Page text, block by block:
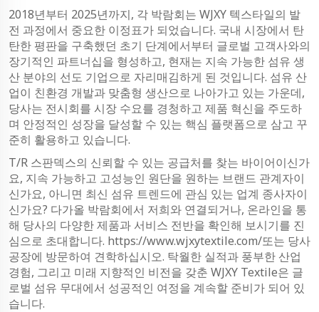
2018년부터 2025년까지, 각 박람회는 WJXY 텍스타일의 발
전 과정에서 중요한 이정표가 되었습니다. 국내 시장에서 탄
탄한 평판을 구축했던 초기 단계에서부터 글로벌 고객사와의
장기적인 파트너십을 형성하고, 현재는 지속 가능한 섬유 생
산 분야의 선도 기업으로 자리매김하게 된 것입니다. 섬유 산
업이 친환경 개발과 맞춤형 생산으로 나아가고 있는 가운데,
당사는 전시회를 시장 수요를 경청하고 제품 혁신을 주도하
며 안정적인 성장을 달성할 수 있는 핵심 플랫폼으로 삼고 꾸
준히 활용하고 있습니다.
T/R 스판덱스의 신뢰할 수 있는 공급처를 찾는 바이어이신가
요, 지속 가능하고 고성능인 원단을 원하는 브랜드 관계자이
신가요, 아니면 최신 섬유 트렌드에 관심 있는 업계 종사자이
신가요? 다가올 박람회에서 저희와 연결되거나, 온라인을 통
해 당사의 다양한 제품과 서비스 전반을 확인해 보시기를 진
심으로 초대합니다. https://www.wjxytextile.com/또는 당사
공장에 방문하여 견학하십시오. 탁월한 실적과 풍부한 산업
경험, 그리고 미래 지향적인 비전을 갖춘 WJXY Textile은 글
로벌 섬유 무대에서 성공적인 여정을 계속할 준비가 되어 있
습니다.